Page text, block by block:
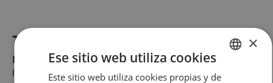
Tratamientos para la pérdida de
memoria
Respetar los horarios de sueño y descanso, seguir un estilo
SPANISH
×
Ese sitio web utiliza cookies
Este sitio web utiliza cookies propias y de